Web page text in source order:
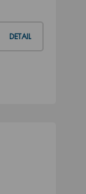
DETAIL